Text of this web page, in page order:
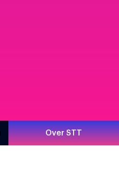
Over STT